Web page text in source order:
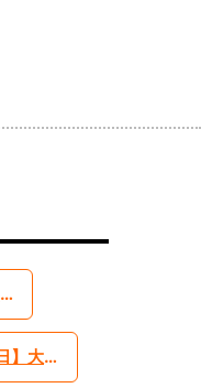
990 RC R/990 DUKE R/1390 SUPERADVENTURE S EVO 2026モデル予約受付中です
【2025年12月5日-12月7日】大阪モーターショー インポートブランドとして出展します